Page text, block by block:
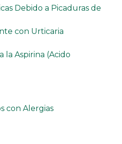
Debido a Picaduras de
con Urticaria
la Aspirina (Acido
con Alergias